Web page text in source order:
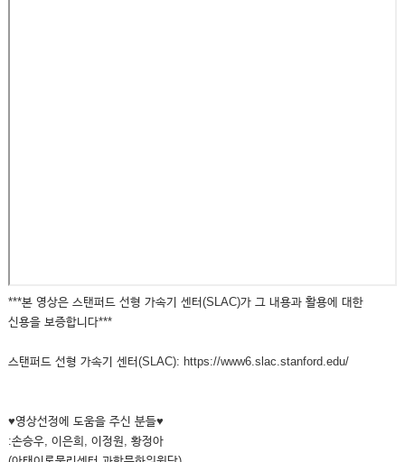
***본 영상은 스탠퍼드 선형 가속기 센터(SLAC)가 그 내용과 활용에 대한
신용을 보증합니다***
스탠퍼드 선형 가속기 센터(SLAC): https://www6.slac.stanford.edu/
♥영상선정에 도움을 주신 분들♥
:손승우, 이은희, 이정원, 황정아